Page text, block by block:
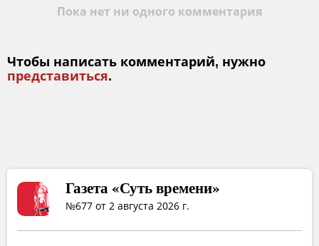
Пока нет ни одного комментария
Чтобы написать комментарий, нужно
представиться.
Газета «Суть времени»
№677 от 2 августа 2026 г.